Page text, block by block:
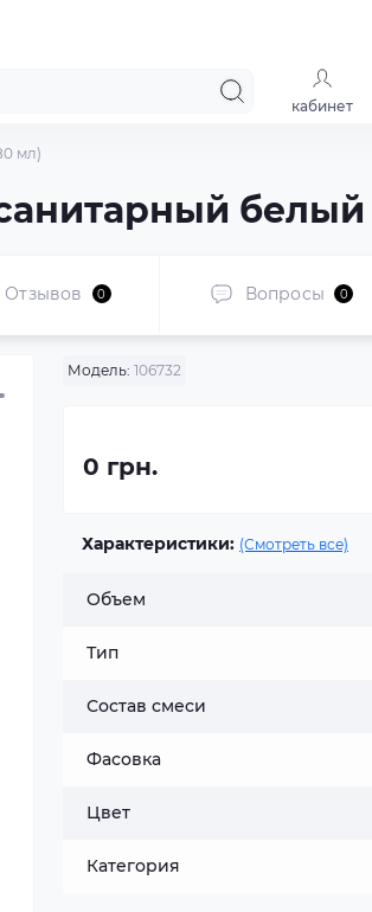
кабинет
мл)
белый
Отзывов 0 Вопросы 0
Модель: 106732
0 грн.
Характеристики: (Смотреть все)
Объем
Тип
Состав смеси
Фасовка
Цвет
Категория